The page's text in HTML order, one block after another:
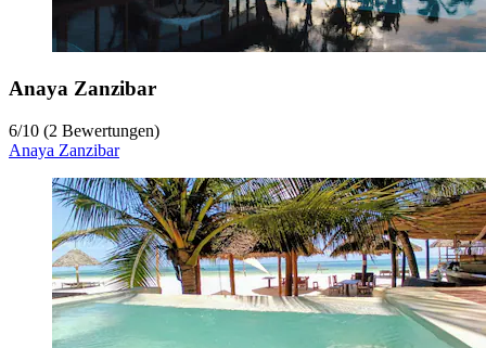
Anaya Zanzibar
6/10 (2 Bewertungen)
Anaya Zanzibar